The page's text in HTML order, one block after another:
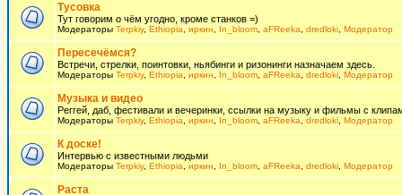
Тусовка
Тут говорим о чём угодно, кроме станков =)
Модераторы Terpkiy, Ethiopia иркин In_bloom aFReeka dredloki Модератор
Пересечёмся?
Встречи, стрелки, поинтовки, ньябинги и ризонинги назначаем здесь.
Модераторы Terpkiy, Ethiopia иркин In_bloom aFReeka dredloki Модератор
Музыка и видео
Реггей, даб, фестивали и вечеринки, ссылки на музыку и фильмы с
Модераторы Terpkiy, Ethiopia иркин In_bloom aFReeka dredloki Модератор
К доске!
Интервью с известными людьми
Модераторы Terpkiy, Ethiopia иркин In_bloom aFReeka dredloki Модератор
Раста